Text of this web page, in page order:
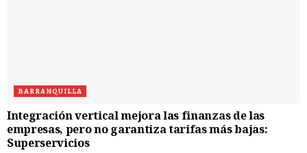
BARRANQUILLA
Integración vertical mejora las finanzas de las
empresas, pero no garantiza tarifas más bajas:
Superservicios